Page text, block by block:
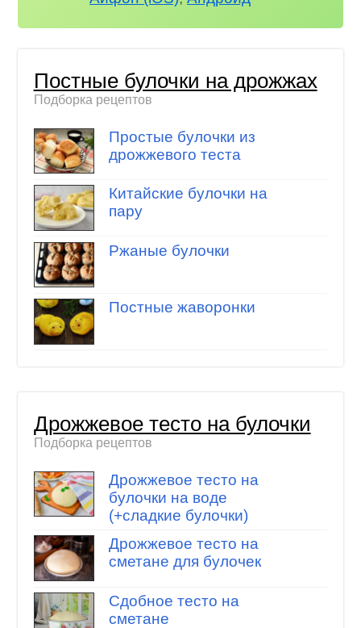
Постные булочки на дрожжах
Подборка рецептов
Простые булочки из
дрожжевого теста
Китайские булочки на
пару
Ржаные булочки
Постные жаворонки
Дрожжевое тесто на булочки
Подборка рецептов
Дрожжевое тесто на
булочки на воде
(+сладкие булочки)
Дрожжевое тесто на
сметане для булочек
Сдобное тесто на
сметане